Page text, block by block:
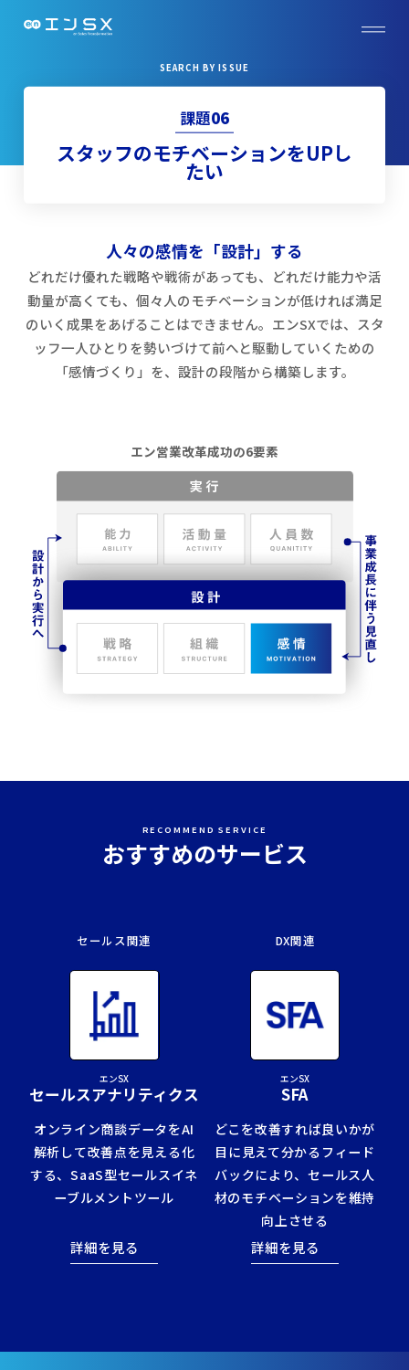
SEARCH BY ISSUE
課題06
スタッフのモチベーションをUPし
たい
人々の感情を「設計」する
どれだけ優れた戦略や戦術があっても、どれだけ能力や活
動量が高くても、個々人のモチベーションが低ければ満足
のいく成果をあげることはできません。エンSXでは、スタ
ッフ一人ひとりを勢いづけて前へと駆動していくための
「感情づくり」を、設計の段階から構築します。
エン営業改革成功の6要素
RECOMMEND SERVICE
おすすめのサービス
セールス関連
エンSX
セールスアナリティクス
オンライン商談データをAI
解析して改善点を見える化
する、SaaS型セールスイネ
ーブルメント ツール
詳細を見る
DX関連
エンSX
SFA
どこを改善すれば良いかが
目に見えて分かるフィード
バックにより、セールス人
材のモチベーションを維持
向上させる
詳細を見る